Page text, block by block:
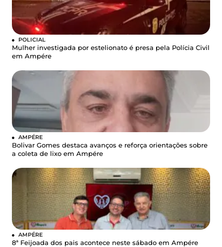
POLICIAL
Mulher investigada por estelionato é presa pela Polícia Civil
em Ampére
AMPÉRE
Bolivar Gomes destaca avanços e reforça orientações sobre
a coleta de lixo em Ampére
AMPÉRE
8ª Feijoada dos pais acontece neste sábado em Ampére